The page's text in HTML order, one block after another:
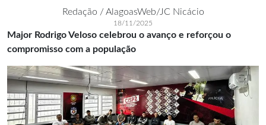
Redação / AlagoasWeb/JC Nicácio
18/11/2025
Major Rodrigo Veloso celebrou o avanço e reforçou o
compromisso com a população